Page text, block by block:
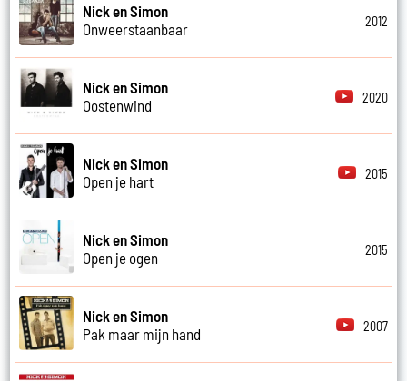
Nick en Simon
Onweerstaanbaar
2012
Nick en Simon
Oostenwind
2020
Nick en Simon
Open je hart
2015
Nick en Simon
Open je ogen
2015
Nick en Simon
Pak maar mijn hand
2007